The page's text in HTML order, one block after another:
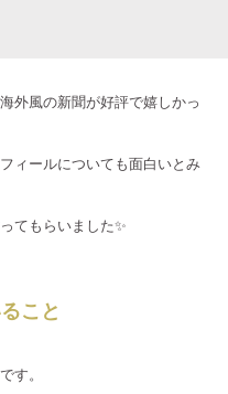
外風の新聞が好評で嬉しかっ
ィールについても面白いとみ
てもらいました✨
こと
す。